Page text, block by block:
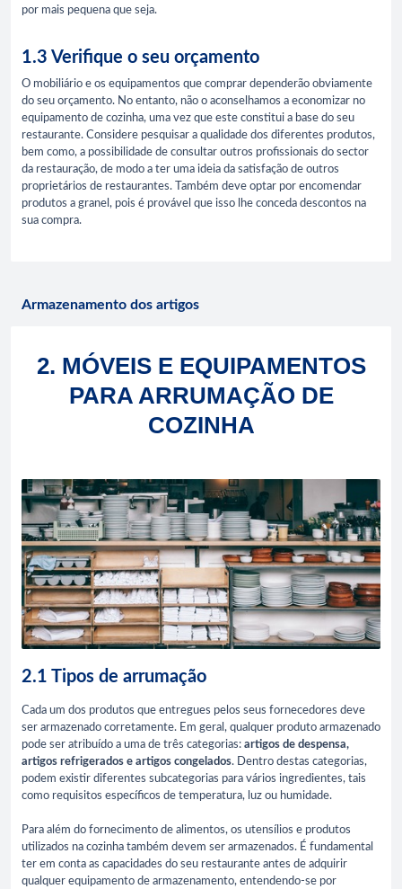
por mais pequena que seja.
1.3 Verifique o seu orçamento
O mobiliário e os equipamentos que comprar dependerão obviamente
do seu orçamento. No entanto, não o aconselhamos a economizar no
equipamento de cozinha, uma vez que este constitui a base do seu
restaurante. Considere pesquisar a qualidade dos diferentes produtos,
bem como, a possibilidade de consultar outros profissionais do sector
da restauração, de modo a ter uma ideia da satisfação de outros
proprietários de restaurantes. Também deve optar por encomendar
produtos a granel, pois é provável que isso lhe conceda descontos na
sua compra.
Armazenamento dos artigos
2. MÓVEIS E EQUIPAMENTOS
PARA ARRUMAÇÃO DE
COZINHA
2.1 Tipos de arrumação
Cada um dos produtos que entregues pelos seus fornecedores deve
ser armazenado corretamente. Em geral, qualquer produto armazenado
pode ser atribuído a uma de três categorias: artigos de despensa,
artigos refrigerados e artigos congelados. Dentro destas categorias,
podem existir diferentes subcategorias para vários ingredientes, tais
como requisitos específicos de temperatura, luz ou humidade.
Para além do fornecimento de alimentos, os utensílios e produtos
utilizados na cozinha também devem ser armazenados. É fundamental
ter em conta as capacidades do seu restaurante antes de adquirir
qualquer equipamento de armazenamento, entendendo-se por